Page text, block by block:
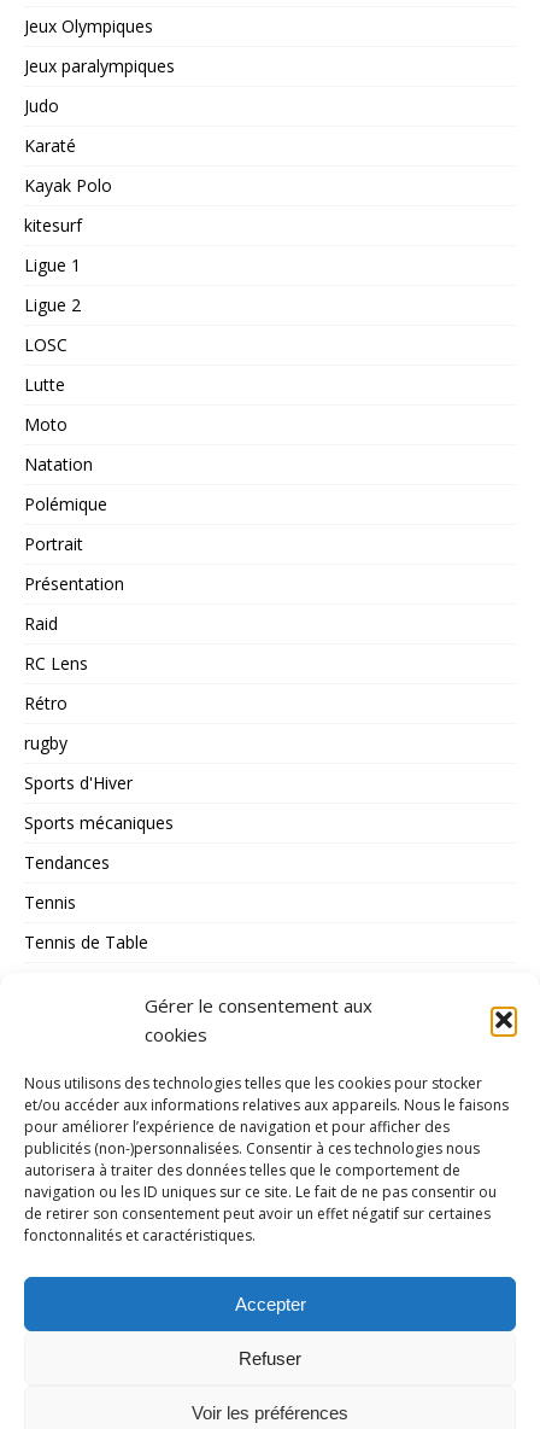
Gérer le consentement aux
cookies
Nous utilisons des technologies telles que les cookies pour stocker
et/ou accéder aux informations relatives aux appareils. Nous le faisons
pour améliorer l’expérience de navigation et pour afficher des
publicités (non-)personnalisées. Consentir à ces technologies nous
autorisera à traiter des données telles que le comportement de
navigation ou les ID uniques sur ce site. Le fait de ne pas consentir ou
de retirer son consentement peut avoir un effet négatif sur certaines
fonctonnalités et caractéristiques.
Accepter
Refuser
Voir les préférences
Jeux Olympiques
Jeux paralympiques
Judo
Karaté
Kayak Polo
kitesurf
Ligue 1
Ligue 2
LOSC
Lutte
Moto
Natation
Polémique
Portrait
Présentation
Raid
RC Lens
Rétro
rugby
Sports d'Hiver
Sports mécaniques
Tendances
Tennis
Tennis de Table
volley_ball
water-polo
MÉTA
Flux des commentaires